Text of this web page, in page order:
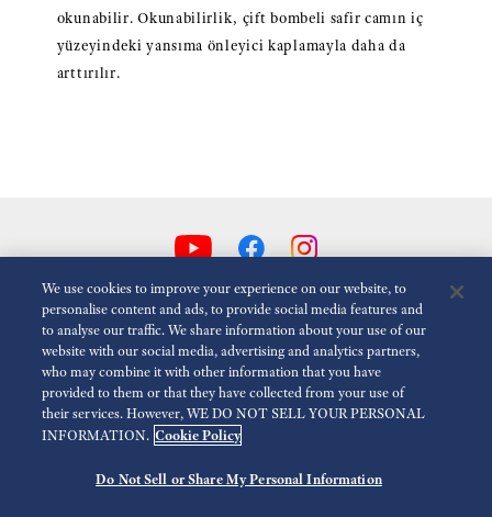
okunabilir. Okunabilirlik, çift bombeli safir camın iç
yüzeyindeki yansıma önleyici kaplamayla daha da
arttırılır.
Animasyonlari Azalt Devre dışı
Medya Kullanım Koşulları
Erişilebilirlik
©2026 Seiko Watch Corporation
We use cookies to improve your experience on our website, to
personalise content and ads, to provide social media features and
to analyse our traffic. We share information about your use of our
website with our social media, advertising and analytics partners,
who may combine it with other information that you have
provided to them or that they have collected from your use of
their services. However, WE DO NOT SELL YOUR PERSONAL
INFORMATION. Cookie Policy
Do Not Sell or Share My Personal Information